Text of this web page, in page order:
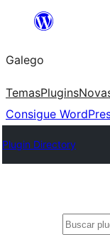
Saltar
contido
Galego
TemasPlugins
Consigue
Plugin Directory
Buscar